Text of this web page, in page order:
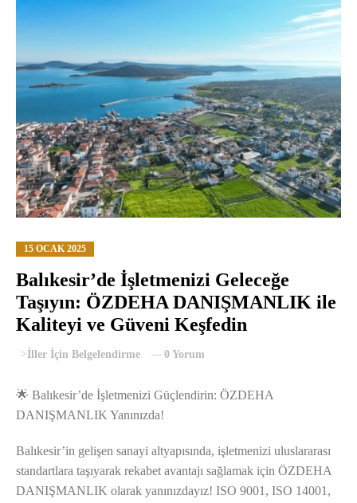
15 OCAK 2025
Balıkesir’de İşletmenizi Geleceğe
Taşıyın: ÖZDEHA DANIŞMANLIK ile
Kaliteyi ve Güveni Keşfedin
>İller İçin Belgelendirme 0 Yorum
🌟 Balıkesir’de İşletmenizi Güçlendirin: ÖZDEHA
DANIŞMANLIK Yanınızda!
Balıkesir’in gelişen sanayi altyapısında, işletmenizi uluslararası
standartlara taşıyarak rekabet avantajı sağlamak için ÖZDEHA
DANIŞMANLIK olarak yanınızdayız! ISO 9001, ISO 14001,